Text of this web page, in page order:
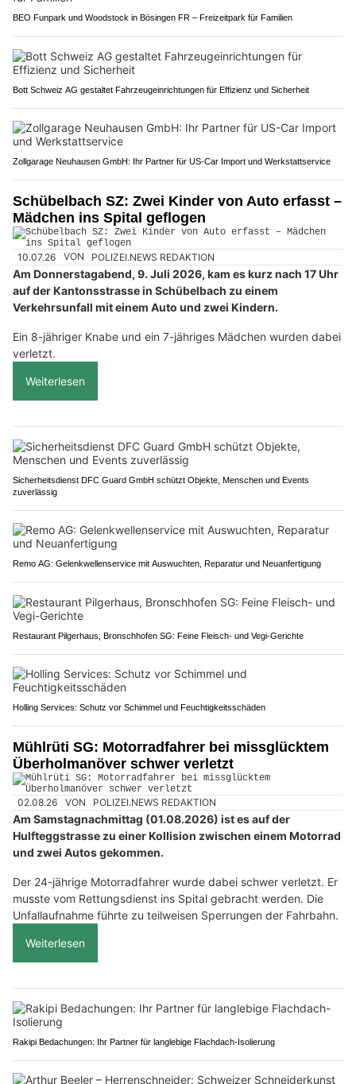
BEO Funpark und Woodstock in Bösingen FR – Freizeitpark für Familien
Bott Schweiz AG gestaltet Fahrzeugeinrichtungen für Effizienz und Sicherheit
Zollgarage Neuhausen GmbH: Ihr Partner für US-Car Import und Werkstattservice
Schübelbach SZ: Zwei Kinder von Auto erfasst –
Mädchen ins Spital geflogen
10.07.26 VON POLIZEI.NEWS REDAKTION
Am Donnerstagabend, 9. Juli 2026, kam es kurz nach 17 Uhr
auf der Kantonsstrasse in Schübelbach zu einem
Verkehrsunfall mit einem Auto und zwei Kindern.
Ein 8-jähriger Knabe und ein 7-jähriges Mädchen wurden dabei
verletzt.
Weiterlesen
Sicherheitsdienst DFC Guard GmbH schützt Objekte, Menschen und Events
zuverlässig
Remo AG: Gelenkwellenservice mit Auswuchten, Reparatur und Neuanfertigung
Restaurant Pilgerhaus, Bronschhofen SG: Feine Fleisch- und Vegi-Gerichte
Holling Services: Schutz vor Schimmel und Feuchtigkeitsschäden
Mühlrüti SG: Motorradfahrer bei missglücktem
Überholmanöver schwer verletzt
02.08.26 VON POLIZEI.NEWS REDAKTION
Am Samstagnachmittag (01.08.2026) ist es auf der
Hulfteggstrasse zu einer Kollision zwischen einem Motorrad
und zwei Autos gekommen.
Der 24-jährige Motorradfahrer wurde dabei schwer verletzt. Er
musste vom Rettungsdienst ins Spital gebracht werden. Die
Unfallaufnahme führte zu teilweisen Sperrungen der Fahrbahn.
Weiterlesen
Rakipi Bedachungen: Ihr Partner für langlebige Flachdach-Isolierung